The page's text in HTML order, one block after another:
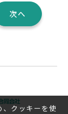
次へ
クッキーを使